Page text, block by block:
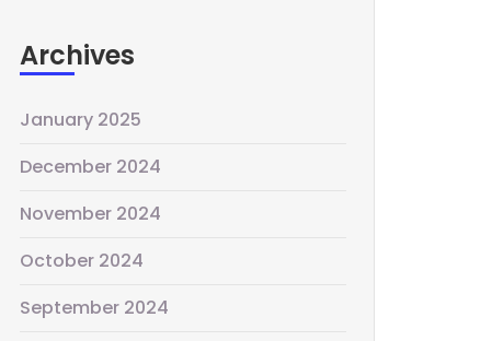
Archives
January 2025
December 2024
November 2024
October 2024
September 2024